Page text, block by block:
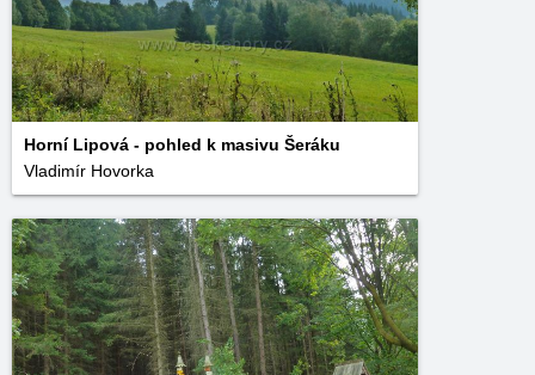
Horní Lipová - pohled k masivu Šeráku
Vladimír Hovorka